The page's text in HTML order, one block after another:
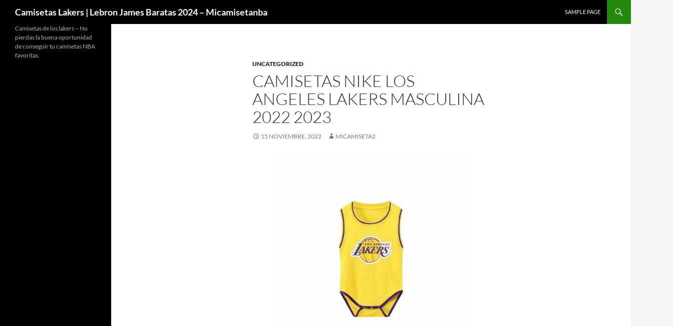
Camisetas Lakers | Lebron James Baratas 2024 – Micamisetanba
SAMPLE PAGE
UNCATEGORIZED
CAMISETAS NIKE LOS
ANGELES LAKERS MASCULINA
2022 2023
15 NOVIEMBRE, 2022 MICAMISETA2
Camisetas de los lakers – No
pierdas la buena oportunidad
de conseguir tu camisetas NBA
favoritas.